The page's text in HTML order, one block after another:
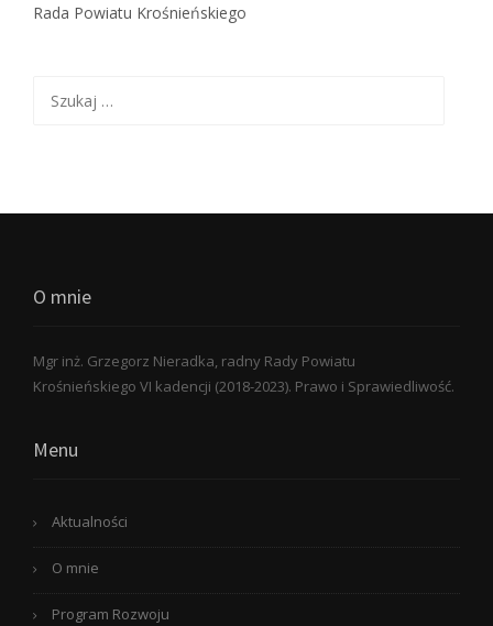
Rada Powiatu Krośnieńskiego
O mnie
Mgr inż. Grzegorz Nieradka, radny Rady Powiatu
Krośnieńskiego VI kadencji (2018-2023). Prawo i Sprawiedliwość.
Menu
Aktualności
O mnie
Program Rozwoju